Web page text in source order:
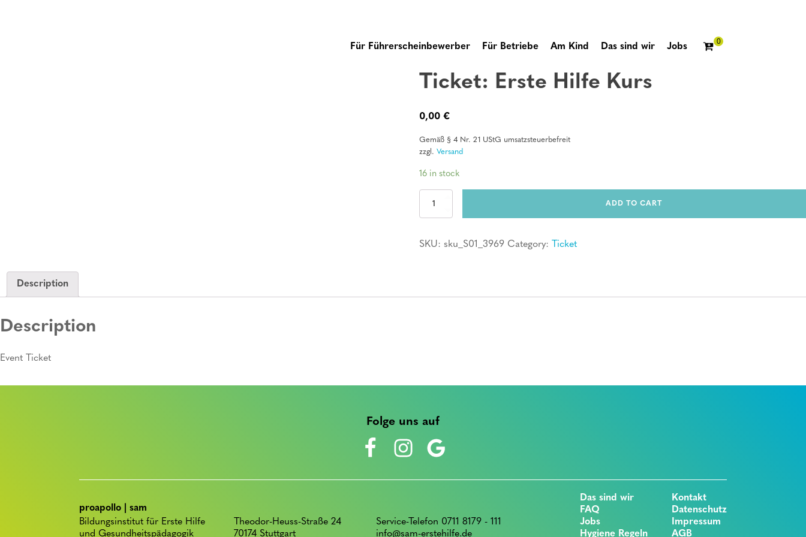
Für Führerscheinbewerber Für Betriebe Am Kind Das sind wir Jobs
Ticket: Erste Hilfe Kurs
0,00 €
Gemäß § 4 Nr. 21 UStG umsatzsteuerbefreit
zzgl. Versand
16 in stock
Ticket:
quantity
ADD TO CART
SKU: sku_S01_3969 Category: Ticket
Description
Description
Event Ticket
Folge uns auf
proapollo | sam
Bildungsinstitut für Erste Hilfe
und Gesundheitspädagogik
Theodor-Heuss-Straße 24
70174 Stuttgart
Service-Telefon 0711 8179 - 111
info@sam-erstehilfe.de
Das sind wir
FAQ
Jobs
Hygiene Regeln
Kontakt
Datenschutz
Impressum
AGB